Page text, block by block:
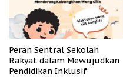
Peran Sentral Sekolah
Rakyat dalam Mewujudkan
Pendidikan Inklusif